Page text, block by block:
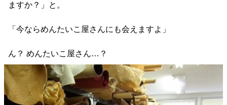
ますか？」と。
「今ならめんたいこ屋さんにも会えますよ」
ん？ めんたいこ屋さん…？